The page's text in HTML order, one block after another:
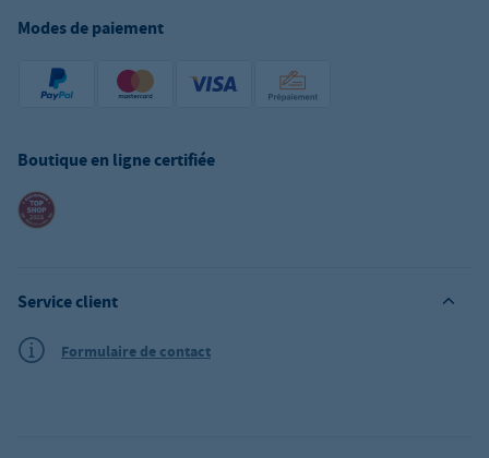
Modes de paiement
Boutique en ligne certifiée
Service client
Formulaire de contact